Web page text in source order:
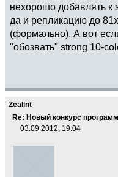
нехорошо добавлять к
да и репликацию до
(формально). А вот
"обозвать" strong 10-
Zealint
Re: Новый конкурс
03.09.2012, 19:04